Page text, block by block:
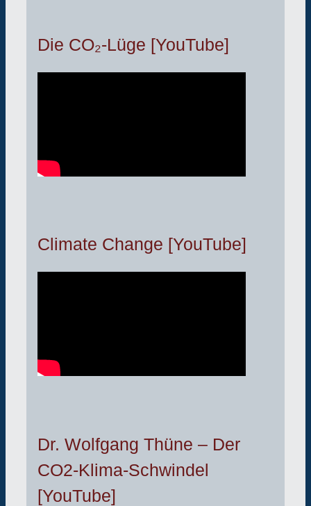
Die CO₂-Lüge [YouTube]
Climate Change [YouTube]
Dr. Wolfgang Thüne – Der
CO2-Klima-Schwindel
[YouTube]